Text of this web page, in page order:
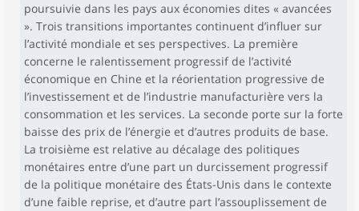
poursuivie dans les pays aux économies dites « avancées
». Trois transitions importantes continuent d’influer sur
l’activité mondiale et ses perspectives. La première
concerne le ralentissement progressif de l’activité
économique en Chine et la réorientation progressive de
l’investissement et de l’industrie manufacturière vers la
consommation et les services. La seconde porte sur la forte
baisse des prix de l’énergie et d’autres produits de base.
La troisième est relative au décalage des politiques
monétaires entre d’une part un durcissement progressif
de la politique monétaire des États-Unis dans le contexte
d’une faible reprise, et d’autre part l’assouplissement de